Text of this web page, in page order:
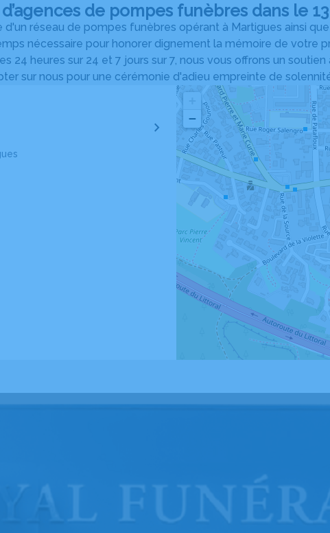
de pompes funèbres dans le
réseau de pompes funèbres opérant à Martigues ainsi
nécessaire pour honorer dignement la mémoire de votre
24 heures sur 24 et 7 jours sur 7, nous vous offrons un
sur nous pour une cérémonie d'adieu empreinte de
−